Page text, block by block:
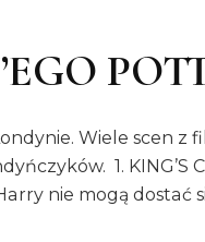
Wiele scen z
1. KING’S
nie mogą dostać